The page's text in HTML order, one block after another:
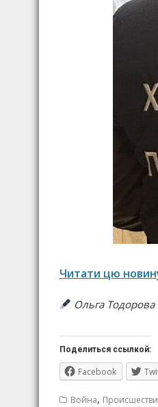
Читати цю
Ольга Тодорова
Поделиться ссылкой:
Facebook
Война,